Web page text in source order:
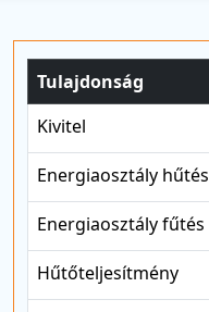
Tulajdonság
Kivitel
Energiaosztály hűtés
Energiaosztály fűtés
Hűtőteljesítmény